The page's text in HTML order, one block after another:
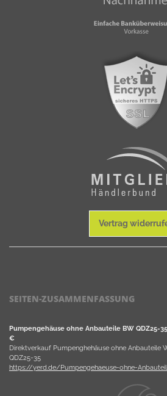
Vertrag
SEITEN-ZUSAMMENFASSUNG
Pumpengehäuse ohne Anbauteile BW QDZ25-
€
Direktverkauf Pumpenghehäuse ohne Anbauteile
QDZ25-35
https://yerd.de/Pumpengehaeuse-ohne-